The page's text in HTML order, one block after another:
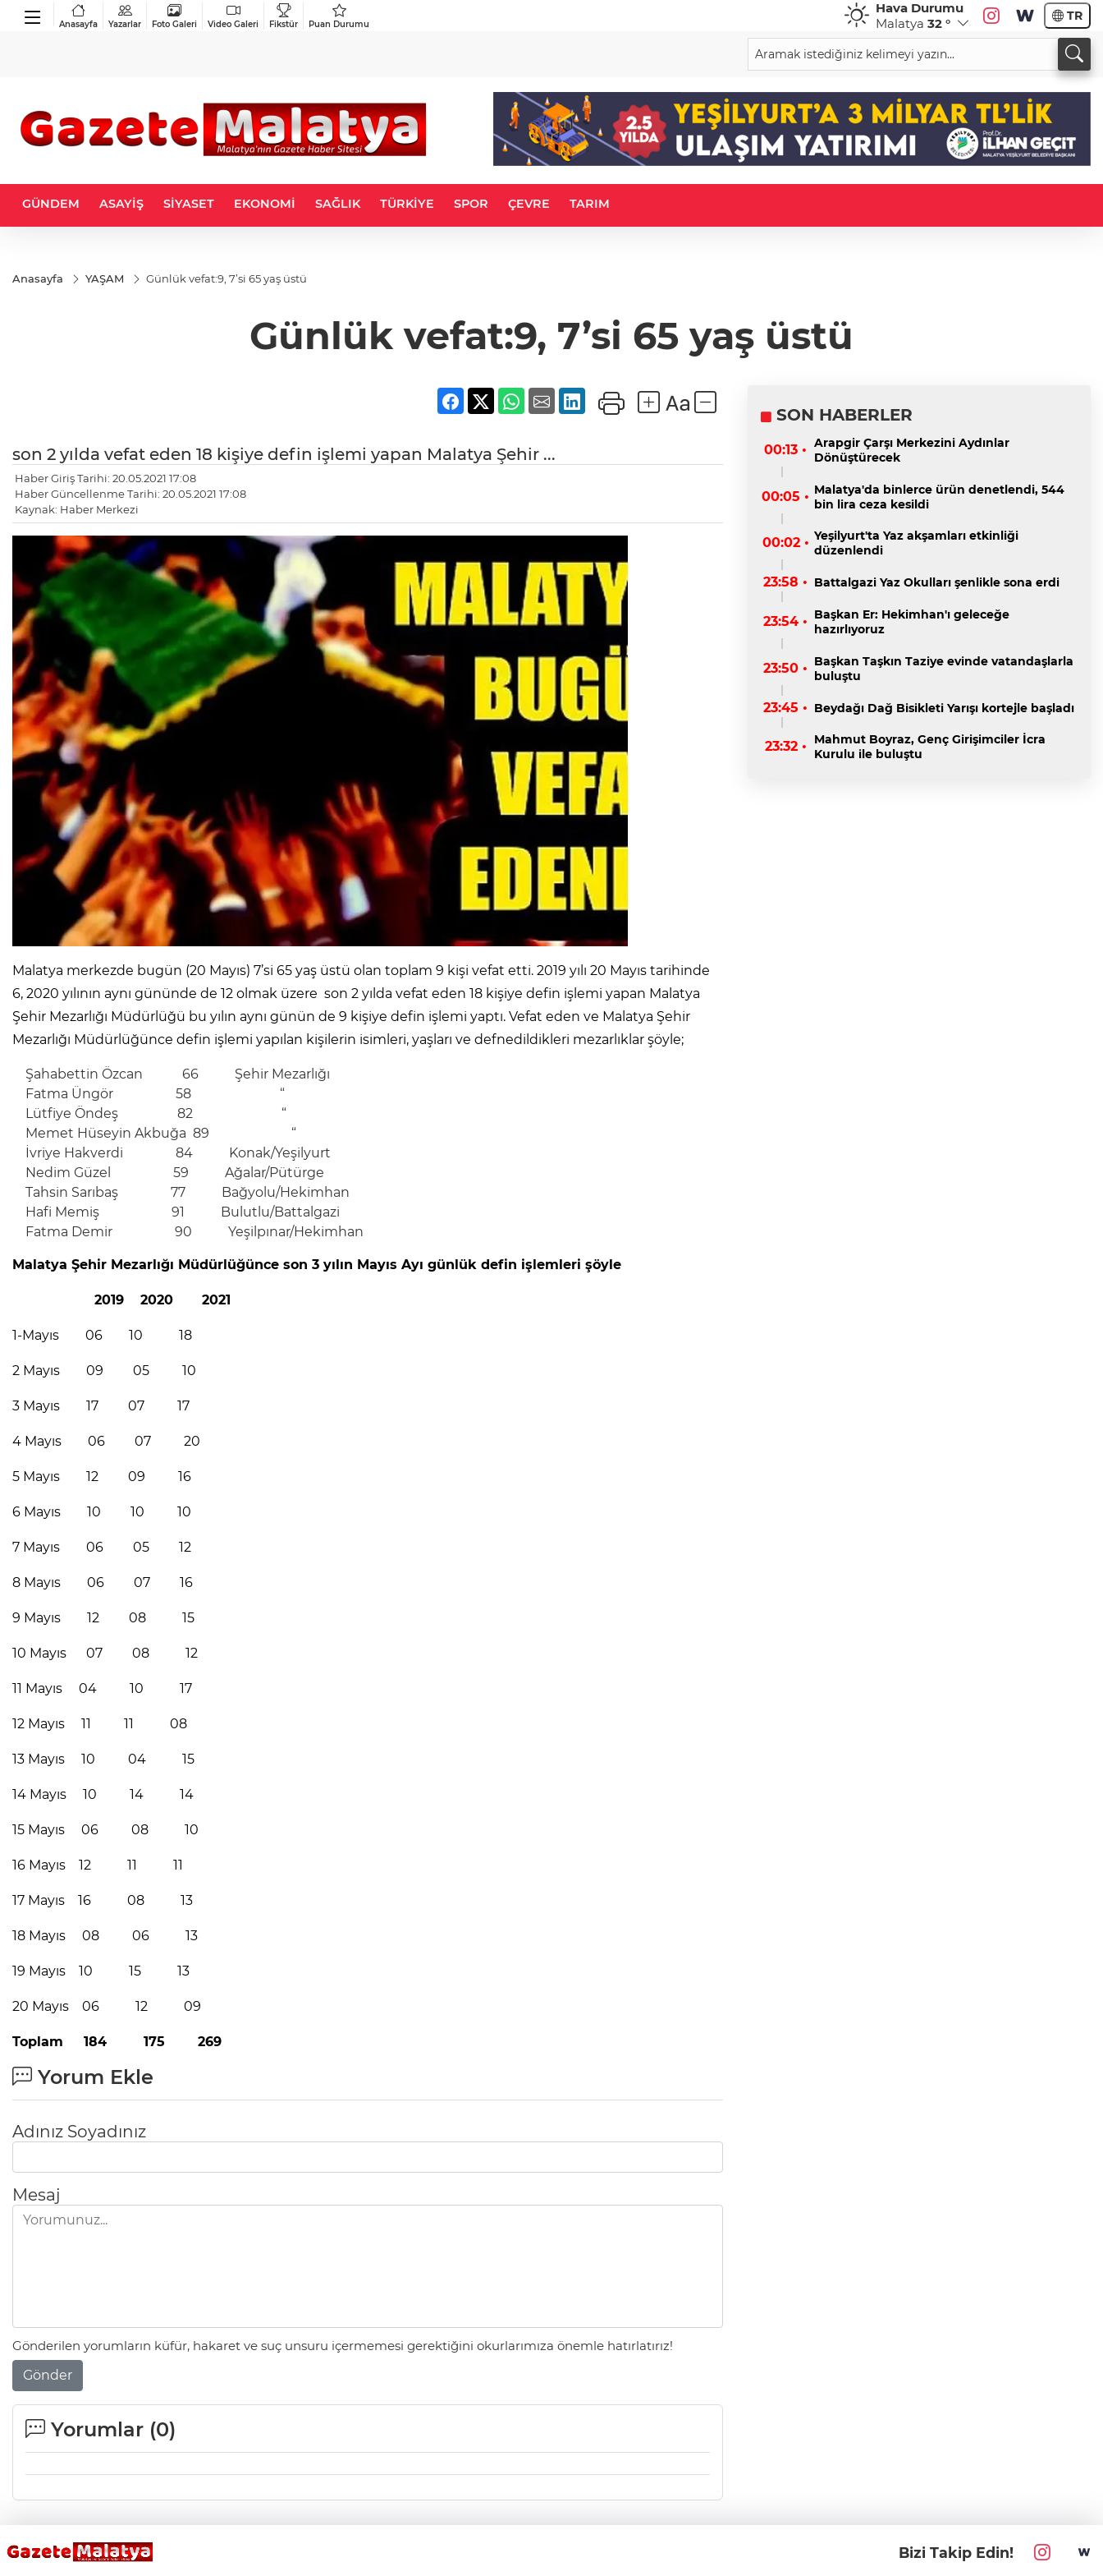
Anasayfa Yazarlar Foto Galeri Video Galeri Fikstür Puan Durumu
Hava Durumu
Malatya 32 ° TR
GÜNDEM ASAYİŞ SİYASET EKONOMİ SAĞLIK TÜRKİYE SPOR ÇEVRE TARIM
Anasayfa YAŞAM Günlük vefat:9, 7’si 65 yaş üstü
Günlük vefat:9, 7’si 65 yaş üstü
son 2 yılda vefat eden 18 kişiye defin işlemi yapan Malatya Şehir ...
Haber Giriş Tarihi: 20.05.2021 17:08
Haber Güncellenme Tarihi: 20.05.2021 17:08
Kaynak: Haber Merkezi
Malatya merkezde bugün (20 Mayıs) 7’si 65 yaş üstü olan toplam 9 kişi vefat etti. 2019 yılı 20 Mayıs tarihinde
6, 2020 yılının aynı gününde de 12 olmak üzere son 2 yılda vefat eden 18 kişiye defin işlemi yapan Malatya
Şehir Mezarlığı Müdürlüğü bu yılın aynı günün de 9 kişiye defin işlemi yaptı. Vefat eden ve Malatya Şehir
Mezarlığı Müdürlüğünce defin işlemi yapılan kişilerin isimleri, yaşları ve defnedildikleri mezarlıklar şöyle;
Şahabettin Özcan 66 Şehir Mezarlığı
Fatma Üngör 58 “
Lütfiye Öndeş 82 “
Memet Hüseyin Akbuğa 89 “
İvriye Hakverdi 84 Konak/Yeşilyurt
Nedim Güzel 59 Ağalar/Pütürge
Tahsin Sarıbaş 77 Bağyolu/Hekimhan
Hafi Memiş 91 Bulutlu/Battalgazi
Fatma Demir 90 Yeşilpınar/Hekimhan
Malatya Şehir Mezarlığı Müdürlüğünce son 3 yılın Mayıs Ayı günlük defin işlemleri şöyle
2019 2020 2021
1-Mayıs 06 10 18
2 Mayıs 09 05 10
3 Mayıs 17 07 17
4 Mayıs 06 07 20
5 Mayıs 12 09 16
6 Mayıs 10 10 10
7 Mayıs 06 05 12
8 Mayıs 06 07 16
9 Mayıs 12 08 15
10 Mayıs 07 08 12
11 Mayıs 04 10 17
12 Mayıs 11 11 08
13 Mayıs 10 04 15
14 Mayıs 10 14 14
15 Mayıs 06 08 10
16 Mayıs 12 11 11
17 Mayıs 16 08 13
18 Mayıs 08 06 13
19 Mayıs 10 15 13
20 Mayıs 06 12 09
Toplam 184 175 269
Yorum Ekle
Adınız Soyadınız
Mesaj
Gönderilen yorumların küfür, hakaret ve suç unsuru içermemesi gerektiğini okurlarımıza önemle hatırlatırız!
Gönder
Yorumlar (0)
SON HABERLER
00:13 • Arapgir Çarşı Merkezini Aydınlar
Dönüştürecek
00:05 • Malatya'da binlerce ürün denetlendi, 544
bin lira ceza kesildi
00:02 • Yeşilyurt'ta Yaz akşamları etkinliği
düzenlendi
23:58 • Battalgazi Yaz Okulları şenlikle sona erdi
23:54 • Başkan Er: Hekimhan'ı geleceğe
hazırlıyoruz
23:50 • Başkan Taşkın Taziye evinde vatandaşlarla
buluştu
23:45 • Beydağı Dağ Bisikleti Yarışı kortejle başladı
23:32 •
Mahmut Boyraz, Genç Girişimciler İcra
Kurulu ile buluştu
Bizi Takip Edin!